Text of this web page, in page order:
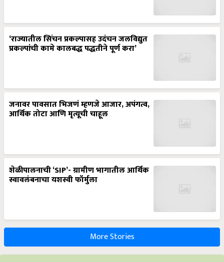
‘राज्यातील सिंचन प्रकल्पासह उदंचन जलविद्युत
प्रकल्पांची कामे कालबद्ध पद्धतीने पूर्ण करा’
जनावर पावसात भिजणं म्हणजे आजार, अपंगत्व,
आर्थिक तोटा आणि मृत्यूची चाहूल
शेळीपालनाची ‘SIP’- ग्रामीण भागातील आर्थिक
स्वावलंबनाचा यशस्वी फॉर्मुला
More Stories